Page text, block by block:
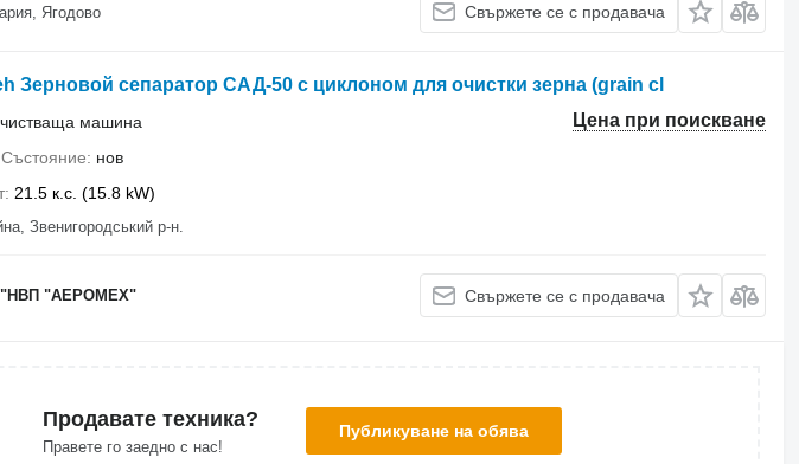
Ягодово Свържете се с продавача
Зерновой сепаратор САД-50 с циклоном для очистки зерна (grain cl
Цена при поискване
машина
Състояние
нов
21.5 к.с. (15.8 kW)
Звенигородський р-н.
"АЕРОМЕХ" Свържете се с продавача
Продавате техника?
Правете го заедно с нас!
Публикуване на обява